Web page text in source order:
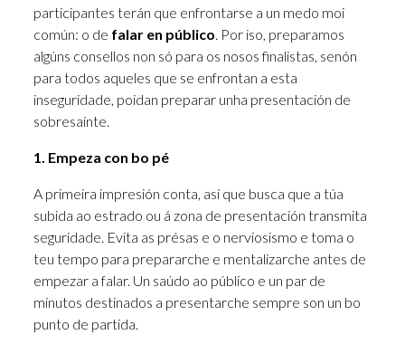
participantes terán que enfrontarse a un medo moi
común: o de falar en público. Por iso, preparamos
algúns consellos non só para os nosos finalistas, senón
para todos aqueles que se enfrontan a esta
inseguridade, poidan preparar unha presentación de
sobresaínte.
1. Empeza con bo pé
A primeira impresión conta, así que busca que a túa
subida ao estrado ou á zona de presentación transmita
seguridade. Evita as présas e o nerviosismo e toma o
teu tempo para prepararche e mentalizarche antes de
empezar a falar. Un saúdo ao público e un par de
minutos destinados a presentarche sempre son un bo
punto de partida.